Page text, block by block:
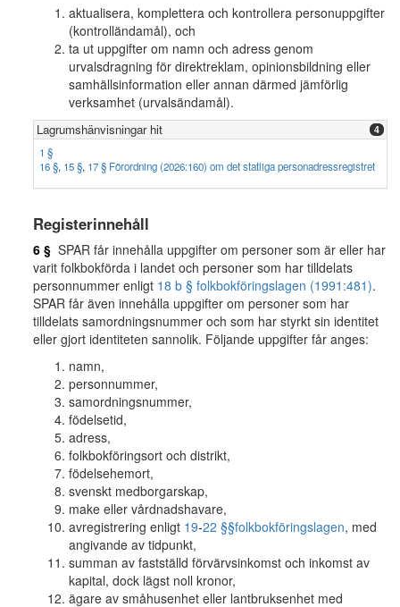
aktualisera, komplettera och kontrollera personuppgifter
(kontrolländamål), och
ta ut uppgifter om namn och adress genom
urvalsdragning för direktreklam, opinionsbildning eller
samhällsinformation eller annan därmed jämförlig
verksamhet (urvalsändamål).
Lagrumshänvisningar hit 4
1 §
16 §, 15 §, 17 § Förordning (2026:160) om det statliga personadressregistret
Registerinnehåll
6 § SPAR får innehålla uppgifter om personer som är eller har
varit folkbokförda i landet och personer som har tilldelats
personnummer enligt 18 b § folkbokföringslagen (1991:481).
SPAR får även innehålla uppgifter om personer som har
tilldelats samordningsnummer och som har styrkt sin identitet
eller gjort identiteten sannolik. Följande uppgifter får anges:
namn,
personnummer,
samordningsnummer,
födelsetid,
adress,
folkbokföringsort och distrikt,
födelsehemort,
svenskt medborgarskap,
make eller vårdnadshavare,
avregistrering enligt 19-22 §§folkbokföringslagen, med
angivande av tidpunkt,
summan av fastställd förvärvsinkomst och inkomst av
kapital, dock lägst noll kronor,
ägare av småhusenhet eller lantbruksenhet med